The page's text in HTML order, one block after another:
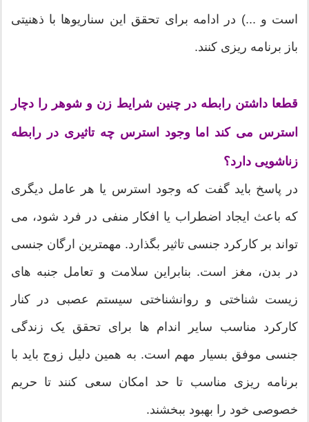
است و ...) در ادامه برای تحقق این سناریوها با ذهنیتی
باز برنامه ریزی کنند.
قطعا داشتن رابطه در چنین شرایط زن و شوهر را دچار
استرس می کند اما وجود استرس چه تاثیری در رابطه
زناشویی دارد؟
در پاسخ باید گفت که وجود استرس یا هر عامل دیگری
که باعث ایجاد اضطراب یا افکار منفی در فرد شود، می
تواند بر کارکرد جنسی تاثیر بگذارد. مهمترین ارگان جنسی
در بدن، مغز است. بنابراین سلامت و تعامل جنبه های
زیست شناختی و روانشناختی سیستم عصبی در کنار
کارکرد مناسب سایر اندام ها برای تحقق یک زندگی
جنسی موفق بسیار مهم است. به همین دلیل زوج باید با
برنامه ریزی مناسب تا حد امکان سعی کنند تا حریم
خصوصی خود را بهبود ببخشند.